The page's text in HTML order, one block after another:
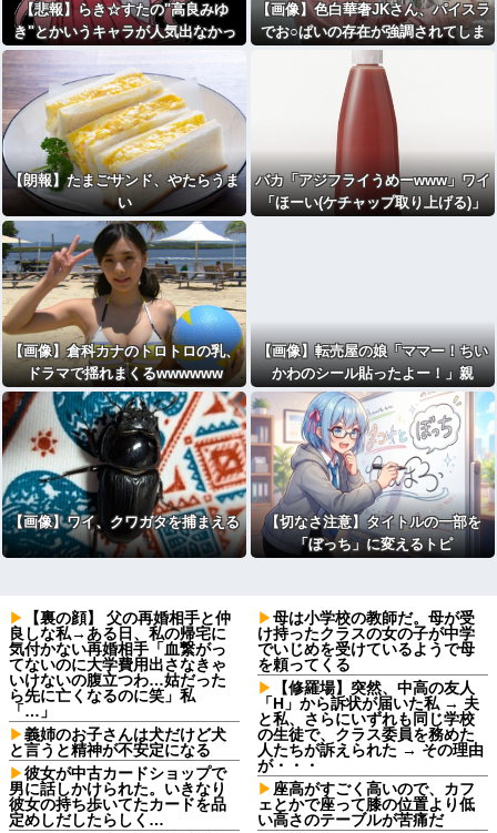
【悲報】らき☆すたの"高良みゆ
き"とかいうキャラが人気出なかっ
た理由、改めて見るとガチで謎www
wwwwwwwwww
【画像】色白華奢JKさん、パイスラ
でお○ぱいの存在が強調されてしま
うｗｗｗｗｗｗｗｗｗｗｗｗ
【朗報】たまごサンド、やたらうま
い
バカ「アジフライうめーwww」ワイ
「ほーい(ケチャップ取り上げる)」
【画像】倉科カナのトロトロの乳、
ドラマで揺れまくるwwwwww
【画像】転売屋の娘「ママー！ちい
かわのシール貼ったよー！」親
「！！！！！！」
【画像】ワイ、クワガタを捕まえる
【切なさ注意】タイトルの一部を
「ぼっち」に変えるトピ
【裏の顔】 父の再婚相手と仲
良しな私→ある日、私の帰宅に
気付かない再婚相手「血繋がっ
てないのに大学費用出さなきゃ
いけないの腹立つわ…姑だった
ら先に亡くなるのに笑」私
「…」
義姉のお子さんは犬だけど犬
と言うと精神が不安定になる
彼女が中古カードショップで
男に話しかけられた。いきなり
彼女の持ち歩いてたカードを品
定めしだしたらしく…
母は小学校の教師だ。母が受
け持ったクラスの女の子が中学
でいじめを受けているようで母
を頼ってくる
【修羅場】突然、中高の友人
「H」から訴状が届いた私 → 夫
と私、さらにいずれも同じ学校
の生徒で、クラス委員を務めた
人たちが訴えられた → その理由
が・・・
座高がすごく高いので、カフ
ェとかで座って膝の位置より低
い高さのテーブルが苦痛だ